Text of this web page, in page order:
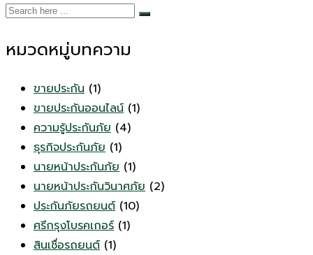
หมวดหมู่บทความ
ขายประกัน (1)
ขายประกันออนไลน์ (1)
ความรู้ประกันภัย (4)
ธุรกิจประกันภัย (1)
นายหน้าประกันภัย (1)
นายหน้าประกันวินาศภัย (2)
ประกันภัยรถยนต์ (10)
ศรีกรุงโบรคเกอร์ (1)
สินเชื่อรถยนต์ (1)